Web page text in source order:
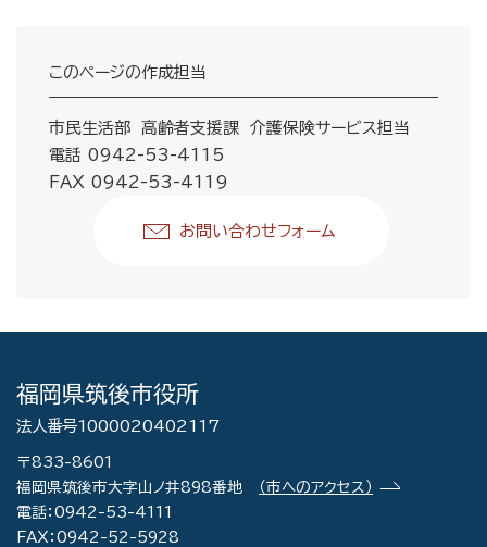
このページの作成担当
市民生活部 高齢者支援課 介護保険サービス担当
電話 0942-53-4115
FAX 0942-53-4119
お問い合わせフォーム
福岡県筑後市役所
法人番号1000020402117
〒833-8601
福岡県筑後市大字山ノ井898番地
（市へのアクセス）
電話：0942-53-4111
FAX：0942-52-5928